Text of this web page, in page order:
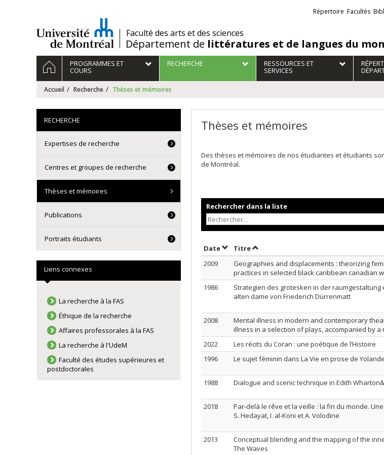
/Faculté des arts et des sciences
Département de littératures et de langues du
Liens
externes
Répertoire Facultés
Navigation
principale
ACCUEILPROGRAMMES ET
COURS
RECHERCHE RESSOURCES ET
SERVICES
Accueil Recherche Thèses et mémoires
Thèses et mémoires
Des thèses et mémoires de nos étudiantes et étudiants
de Montréal.
Rechercher dans la liste
DateTrier par date en ordre croissant
TitreTrier par titre en ordre croissant
2009
Geographies and displacements : theorizing
practices in selected black caribbean canadian
1986
Strategien des grotesken in der
alten dame von Friederich Dürrenmatt
2008
Mental illness in modern and contemporary
illness in a selection of plays, accompanied by
2022 Les récits du Coran : une poétique de l’Histoire
1996
Le sujet féminin dans La Vie en prose de
1988
Dialogue and scenic technique in Edith
2018
Par-delà le rêve et la veille : la fin du monde.
S. Hedayat, I. al-Koni et A. Volodine
2013
Conceptual blending and the mapping of the
The Waves
RECHERCHE
Expertises de recherche
Centres et groupes de recherche
Thèses et mémoires
Publications
Portraits étudiants
Liens connexes
La recherche à la FAS
Éthique de la recherche
Affaires professorales à la FAS
La recherche à l'UdeM
Faculté des études supérieures et
postdoctorales